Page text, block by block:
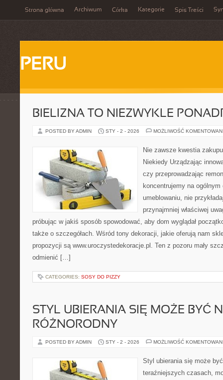
Strona główna Archiwum Córka Kategorie Spis Treści
PERU
BIELIZNA TO NIEZWYKLE
POSTED BY ADMIN STY - 2 - 2026 MOŻLIWOŚĆ
Nie zawsze kwestia
Niekiedy Urządzając
czy przeprowadzając
koncentrujemy na
umeblowaniu, nie
przynajmniej właściwej
próbując w jakiś sposób spowodować, aby dom wyglądał
także o szczegółach. Wśród tony dekoracji, jakie oferują nam
propozycji są www.uroczystedekoracje.pl. Ten z pozoru mały
odmienić […]
CATEGORIES: SOSY DO PIZZY
STYL UBIERANIA SIĘ MOŻE BYĆ
RÓŻNORODNY
POSTED BY ADMIN STY - 2 - 2026 MOŻLIWOŚĆ
Styl ubierania się może
teraźniejszych czasach,